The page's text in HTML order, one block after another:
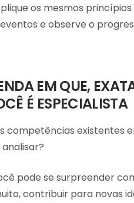
os mesmos
e observe o
EM QUE,
É ESPECIALISTA
competências existentes
pode se surpreender
contribuir para novas